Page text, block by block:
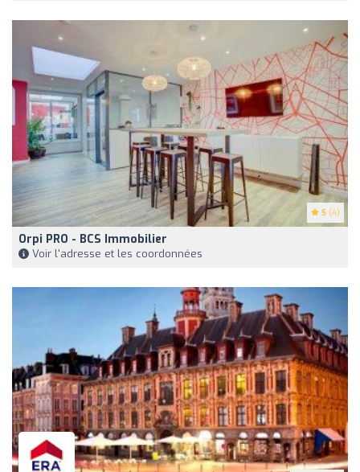
5 (4)
Orpi PRO - BCS Immobilier
Voir l'adresse et les coordonnées